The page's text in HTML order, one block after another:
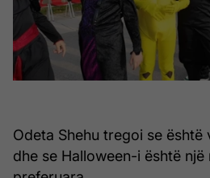
Odeta Shehu tregoi se është
dhe se Halloween-i është